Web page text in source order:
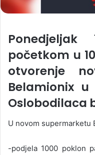
početkom u
otvorenje
Belamionix
Oslobodilaca
U novom supermarketu
-podjela 1000 poklon